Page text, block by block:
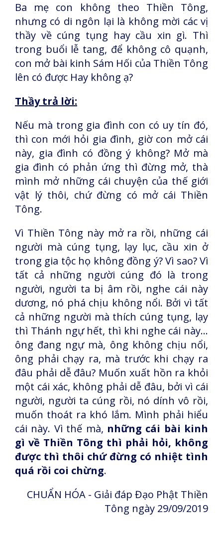
Ba mẹ con không theo Thiền Tông,
nhưng có di ngôn lại là không mời các vị
thầy về cúng tụng hay cầu xin gì. Thì
trong buổi lễ tang, để không cô quạnh,
con mở bài kinh Sám Hối của Thiền Tông
lên có được Hay không ạ?
Thầy trả lời:
Nếu mà trong gia đình con có uy tín đó,
thì con mới hỏi gia đình, giờ con mở cái
này, gia đình có đồng ý không? Mở mà
gia đình có phản ứng thì đừng mở, thà
mình mở những cái chuyện của thế giới
vật lý thôi, chứ đừng có mở cái Thiền
Tông.
Vì Thiền Tông này mở ra rồi, những cái
người mà cúng tụng, lạy lục, cầu xin ở
trong gia tộc họ không đồng ý? Vì sao? Vì
tất cả những người cúng đó là trong
người, người ta bị âm rồi, nghe cái này
dương, nó phá chịu không nổi. Bởi vì tất
cả những người mà thích cúng tụng, lạy
thì Thánh ngự hết, thì khi nghe cái này...
ông đang ngự mà, ông không chịu nổi,
ông phải chạy ra, mà trước khi chạy ra
đâu phải dễ đâu? Muốn xuất hồn ra khỏi
một cái xác, không phải dễ đâu, bởi vì cái
người, người ta cúng rồi, nó dính vô rồi,
muốn thoát ra khó lắm. Mình phải hiểu
cái này. Vì thế mà, những cái bài kinh
gì về Thiền Tông thì phải hỏi, không
được thì thôi chứ đừng có nhiệt tình
quá rồi coi chừng.
CHUẨN HÓA - Giải đáp Đạo Phật Thiền
Tông ngày 29/09/2019